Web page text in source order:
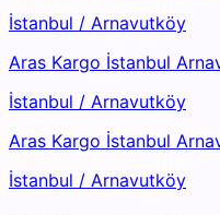
İstanbul / Arnavutköy
Aras Kargo İstanbul
İstanbul / Arnavutköy
Aras Kargo İstanbul
İstanbul / Arnavutköy